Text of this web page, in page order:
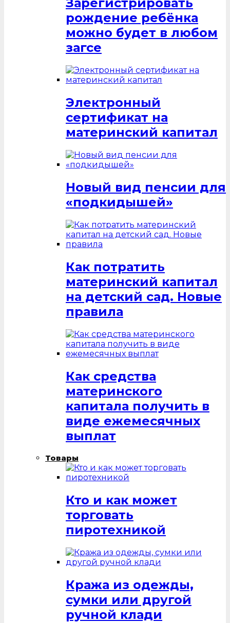
рождение ребёнка
можно будет в любом
загсе
Электронный
сертификат на
материнский капитал
Новый вид пенсии для
«подкидышей»
Как потратить
материнский капитал
на детский сад. Новые
правила
Как средства
материнского
капитала получить в
виде ежемесячных
выплат
Товары
Кто и как может
торговать
пиротехникой
Кража из одежды,
сумки или другой
ручной клади